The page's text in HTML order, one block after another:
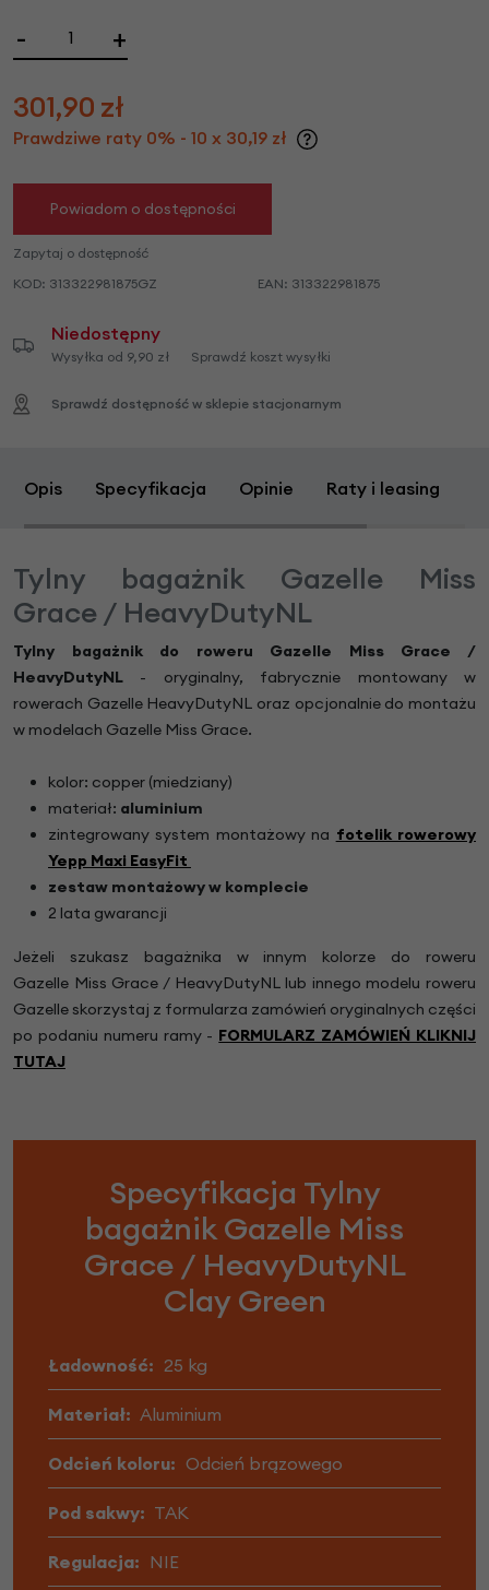
- +
301,90 zł
Prawdziwe raty 0% - 10 x 30,19 zł
Powiadom o dostępności
Zapytaj o dostępność
KOD: 313322981875GZ EAN: 313322981875
Niedostępny
Wysyłka od 9,90 zł Sprawdź koszt wysyłki
Sprawdź dostępność w sklepie stacjonarnym
Opis Specyfikacja Opinie Raty i leasing
Tylny bagażnik Gazelle Miss
Grace / HeavyDutyNL
Tylny bagażnik do roweru Gazelle Miss Grace /
HeavyDutyNL - oryginalny, fabrycznie montowany w
rowerach Gazelle HeavyDutyNL oraz opcjonalnie do montażu
w modelach Gazelle Miss Grace.
kolor: copper (miedziany)
materiał: aluminium
zintegrowany system montażowy na fotelik rowerowy
Yepp Maxi EasyFit
zestaw montażowy w komplecie
2 lata gwarancji
Jeżeli szukasz bagażnika w innym kolorze do roweru
Gazelle Miss Grace / HeavyDutyNL lub innego modelu roweru
Gazelle skorzystaj z formularza zamówień oryginalnych części
po podaniu numeru ramy - FORMULARZ ZAMÓWIEŃ KLIKNIJ
TUTAJ
Specyfikacja Tylny
bagażnik Gazelle Miss
Grace / HeavyDutyNL
Clay Green
Ładowność: 25 kg
Materiał: Aluminium
Odcień koloru: Odcień brązowego
Pod sakwy: TAK
Regulacja: NIE